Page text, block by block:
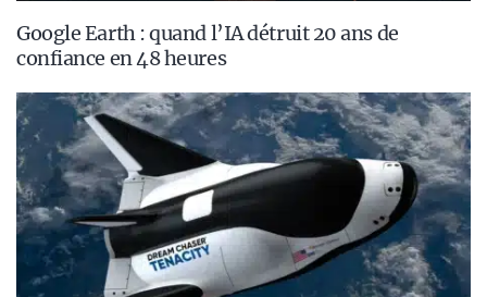
Google Earth : quand l’IA détruit 20 ans de
confiance en 48 heures